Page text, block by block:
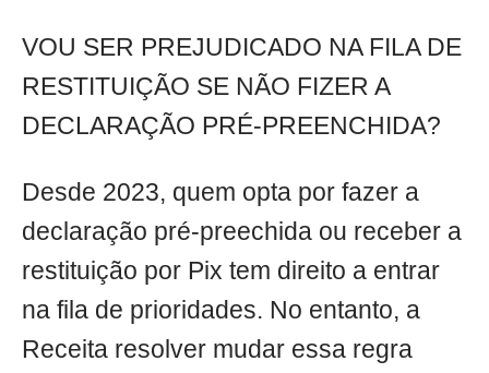
VOU SER PREJUDICADO NA FILA DE
RESTITUIÇÃO SE NÃO FIZER A
DECLARAÇÃO PRÉ-PREENCHIDA?
Desde 2023, quem opta por fazer a
declaração pré-preechida ou receber a
restituição por Pix tem direito a entrar
na fila de prioridades. No entanto, a
Receita resolver mudar essa regra